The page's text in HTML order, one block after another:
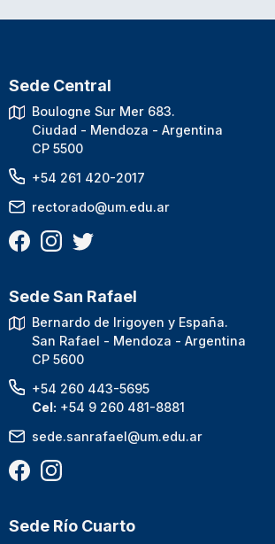
Sede Central
Boulogne Sur Mer 683.
Ciudad - Mendoza - Argentina
CP 5500
+54 261 420-2017
rectorado@um.edu.ar
Sede San Rafael
Bernardo de Irigoyen y España.
San Rafael - Mendoza - Argentina
CP 5600
+54 260 443-5695
Cel: +54 9 260 481-8881
sede.sanrafael@um.edu.ar
Sede Río Cuarto